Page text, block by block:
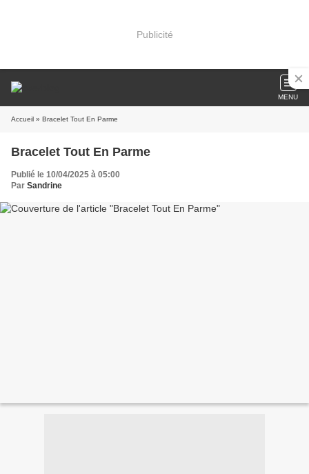
Publicité
MENU
Accueil » Bracelet Tout En Parme
Bracelet Tout En Parme
Publié le 10/04/2025 à 05:00
Par Sandrine